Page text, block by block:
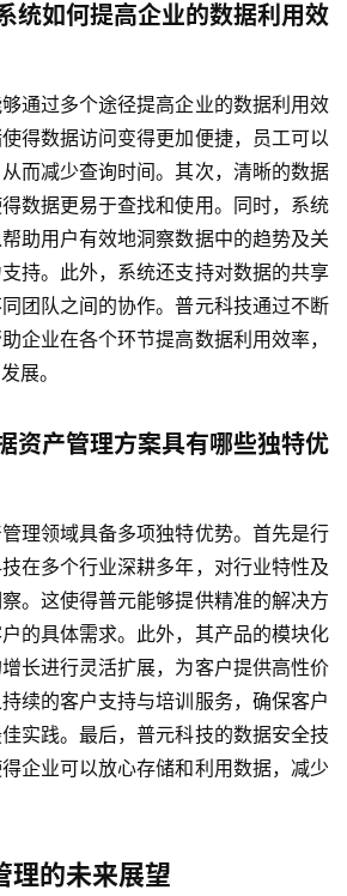
统如何提高企业的数据利用效
通过多个途径提高企业的数据利用效
得数据访问变得更加便捷，员工可以
而减少查询时间。其次，清晰的数据
数据更易于查找和使用。同时，系统
助用户有效地洞察数据中的趋势及关
持。此外，系统还支持对数据的共享
团队之间的协作。普元科技通过不断
企业在各个环节提高数据利用效率，
展。
资产管理方案具有哪些独特优
理领域具备多项独特优势。首先是行
在多个行业深耕多年，对行业特性及
。这使得普元能够提供精准的解决方
的具体需求。此外，其产品的模块化
长进行灵活扩展，为客户提供高性价
续的客户支持与培训服务，确保客户
实践。最后，普元科技的数据安全技
企业可以放心存储和利用数据，减少
理的未来展望